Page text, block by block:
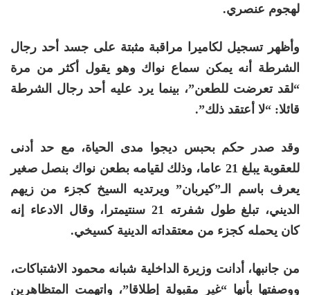
لهجوم عنصري.
وأظهر تسجيل لكاميرا مراقبة مثبتة على جسد أحد رجال
الشرطة أنه يمكن سماع نواك وهو يقول أكثر من مرة
“لقد تعرضت للطعن”، بينما يرد عليه أحد رجال الشرطة
قائلا: “لا أعتقد ذلك”.
وقد صدر حكم بحبس ديجوا مدى الحياة، مع حد أدنى
للعقوبة يبلغ 21 عاما، وذلك لقيامه بطعن نواك بنصل صغير
يعرف باسم الـ”كيربان” ويرتديه السيخ كجزء من زيهم
الديني، تبلغ طول شفرته 21 سنتيمترا، وقال الادعاء إنه
كان يحمله كجزء من معتقداته الدينية كسيخي.
من جانبها، أدانت وزيرة الداخلية شبانه محمود الاشتباكات،
ووصفتها بأنها “غير مقبولة إطلاقا”، واتهمت المتظاهرين